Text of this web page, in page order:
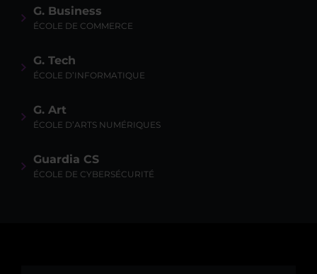
G. Business
ÉCOLE DE COMMERCE
G. Tech
ÉCOLE D’INFORMATIQUE
G. Art
ÉCOLE D’ARTS NUMÉRIQUES
Guardia CS
ÉCOLE DE CYBERSÉCURITÉ